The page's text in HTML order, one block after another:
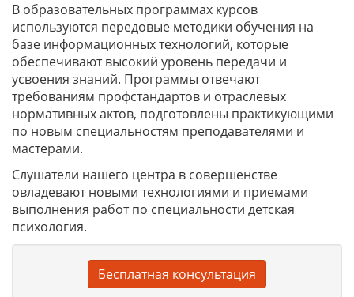
В образовательных программах курсов
используются передовые методики обучения на
базе информационных технологий, которые
обеспечивают высокий уровень передачи и
усвоения знаний. Программы отвечают
требованиям профстандартов и отраслевых
нормативных актов, подготовлены практикующими
по новым специальностям преподавателями и
мастерами.
Слушатели нашего центра в совершенстве
овладевают новыми технологиями и приемами
выполнения работ по специальности детская
психология.
Бесплатная консультация